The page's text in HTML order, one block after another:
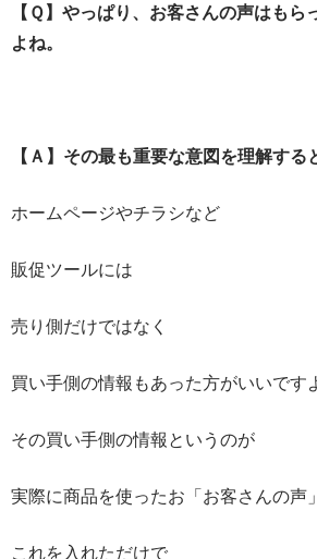
【Ｑ】やっぱり、お客さんの声はもら
よね。
【Ａ】その最も重要な意図を理解する
ホームページやチラシなど
販促ツールには
売り側だけではなく
買い手側の情報もあった方がいいです
その買い手側の情報というのが
実際に商品を使ったお「お客さんの声
これを入れただけで